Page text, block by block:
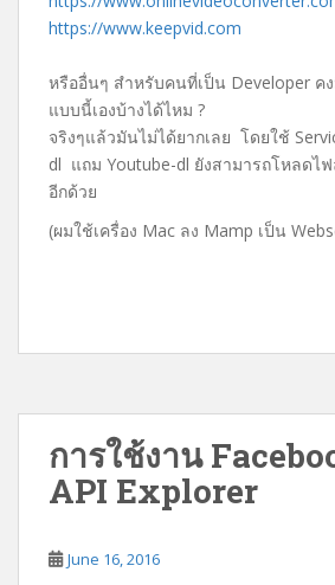
o
k
e
https://www.keepvid.com
หรืออื่นๆ สำหรับคนที่เป็น Developer ค
แบบนี้เองบ้างได้ไหม ?
จริงๆแล้วมันไม่ได้ยากเลย โดยใช้
dl แถม Youtube-dl ยังสามารถโหลดไ
อีกด้วย
(ผมใช้เครื่อง Mac ลง Mamp เป็น
การใช้งาน
API Explorer
June 16, 2016